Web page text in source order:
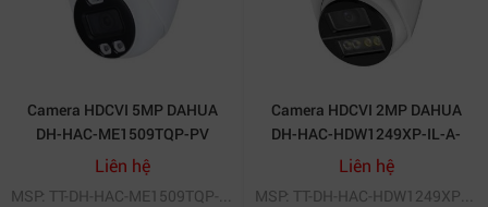
Camera HDCVI 5MP DAHUA
DH-HAC-ME1509TQP-PV
Liên hệ
MSP: TT-DH-HAC-ME1509TQP-PV
Camera HDCVI 2MP DAHUA
DH-HAC-HDW1249XP-IL-A-
PRO
Liên hệ
MSP: TT-DH-HAC-HDW1249XP-IL-A-PRO